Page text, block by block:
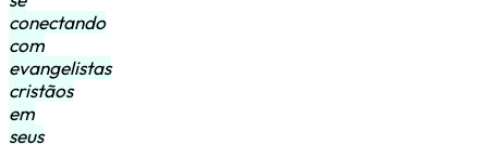
conectando
com
evangelistas
cristãos
em
seus